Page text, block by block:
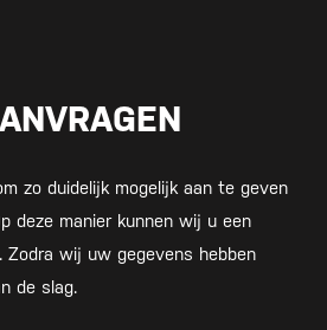
zo duidelijk mogelijk aan te geven
deze manier kunnen wij u een
wij uw gegevens hebben
de slag.